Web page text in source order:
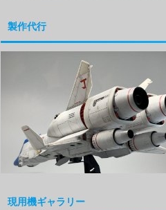
製作代行
現用機ギャラリー